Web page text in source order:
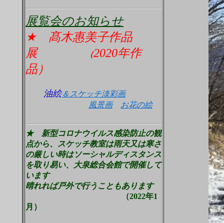
展覧会のお知らせ
★ 髙木惠美子作品
展
（2020年作
品）
油絵＆スケッチ淡彩画
風景画
お花の絵
★ 新型コロナウイルス感染防止の観
点から、スケッチ教室は雨天又は寒さ
の厳しい時はソーシャルディスタンス
を取り易い、大泉総合会館で開催して
います
晴れれば戸外で行うこともあります
（2022年1
月）